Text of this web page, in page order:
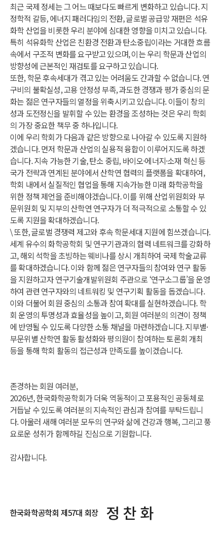
최근 국제 정세는 그 어느 때보다도 빠르게 변화하고 있습니다. 지
정학적 갈등, 에너지 패러다임의 전환, 글로벌 공급망 재편은 석유
화학 산업을 비롯한 우리 분야에 심대한 영향을 미치고 있습니다.
특히 석유화학 산업은 친환경 전환과 탄소중립이라는 거대한 흐름
속에서 구조적 변화를 요구받고 있으며, 이는 우리 학문과 산업의
방향성에 근본적인 재검토를 요구하고 있습니다.
또한, 학문 후속세대가 겪고 있는 어려움도 간과할 수 없습니다. 연
구비의 불확실성, 고용 안정성 부족, 과도한 경쟁과 평가 중심의 문
화는 젊은 연구자들의 열정을 위축시키고 있습니다. 이들이 창의
성과 도전정신을 발휘할 수 있는 환경을 조성하는 것은 우리 학회
의 가장 중요한 책무 중 하나입니다.
이에 우리 학회가 다음과 같은 방향으로 나아갈 수 있도록 지원하
겠습니다. 먼저 학문과 산업의 실용적 융합이 이루어지도록 하겠
습니다. 지속 가능한 기술, 탄소 중립, 바이오·에너지·소재 혁신 등
국가 전략과 연계된 분야에서 산학연 협력의 플랫폼을 확대하여,
학회 내에서 실질적인 협업을 통해 지속가능한 미래 화학공학을
위한 정책 제언을 준비해야겠습니다. 이를 위해 산업위원회와 부
문위원회 및 지부의 산학연 연구자가 더 적극적으로 소통할 수 있
도록 지원을 확대하겠습니다.
\ 또한, 글로벌 경쟁력 제고와 후속 학문세대 지원에 힘쓰겠습니다.
세계 유수의 화학공학회 및 연구기관과의 협력 네트워크를 강화하
고, 해외 석학을 초빙하는 웨비나를 상시 개최하여 국제 학술교류
를 확대하겠습니다. 이와 함께 젊은 연구자들의 참여와 연구 활동
을 지원하고자 연구기술개발위원회 주관으로 ‘연구소그룹’을 운영
하여 관련 연구자와의 네트워킹 및 연구기획 활동을 돕겠습니다.
이와 더불어 회원 중심의 소통과 참여 확대를 실현하겠습니다. 학
회 운영의 투명성과 효율성을 높이고, 회원 여러분의 의견이 정책
에 반영될 수 있도록 다양한 소통 채널을 마련하겠습니다. 지부별·
부문위별 산학연 활동 활성화와 평의원이 참여하는 토론회 개최
등을 통해 학회 활동의 접근성과 만족도를 높이겠습니다.
존경하는 회원 여러분,
2026년, 한국화학공학회가 더욱 역동적이고 포용적인 공동체로
거듭날 수 있도록 여러분의 지속적인 관심과 참여를 부탁드립니
다. 아울러 새해 여러분 모두의 연구와 삶에 건강과 행복, 그리고 풍
요로운 성취가 함께하길 진심으로 기원합니다.
감사합니다.
한국화학공학회 제57대 회장 정 찬 화